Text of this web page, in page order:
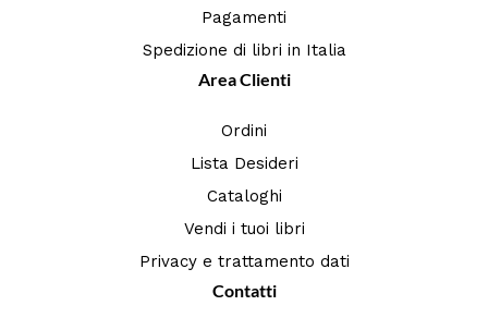
Pagamenti
Spedizione di libri in Italia
Area Clienti
Ordini
Lista Desideri
Cataloghi
Vendi i tuoi libri
Privacy e trattamento dati
Contatti